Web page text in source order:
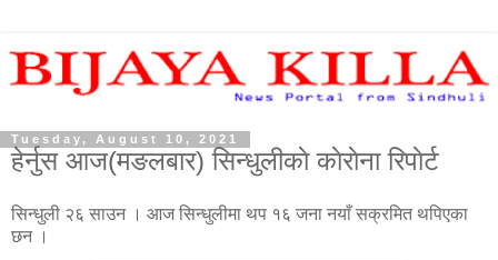
Tuesday, August 10, 2021
हेर्नुस आज(मङलबार) सिन्धुलीकाे काेराेना रिपाेर्ट
सिन्धुली २६ साउन । आज सिन्धुलीमा थप १६ जना नयाँ सक्रमित थपिएका
छन ।